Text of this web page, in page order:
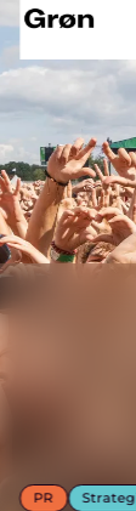
Strategi /